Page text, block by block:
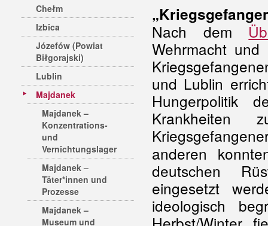
Chełm
Izbica
Józefów (Powiat
Biłgorajski)
Lublin
Majdanek
Majdanek –
Konzentrations-
und
Vernichtungslager
Majdanek –
Täter*innen und
Prozesse
Majdanek –
Museum und
Nach dem
Wehrmacht
und Lublin
Hungerpolitik
Krankheiten
anderen
deutschen
eingesetzt
ideologisch